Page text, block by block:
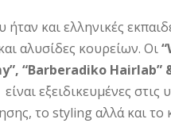
ήταν και ελληνικές
αλυσίδες κουρείων. Οι
“Barberadiko Hairlab”
είναι εξειδικευμένες στις
το styling αλλά και το